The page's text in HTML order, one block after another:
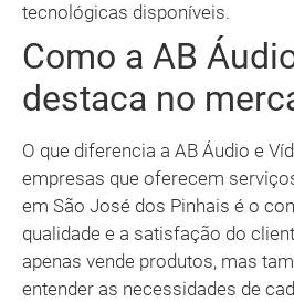
tecnológicas disponíveis.
Como a AB
destaca no
O que diferencia a AB Áudio e
empresas que oferecem
em São José dos Pinhais é o
qualidade e a satisfação do
apenas vende produtos, mas
entender as necessidades de